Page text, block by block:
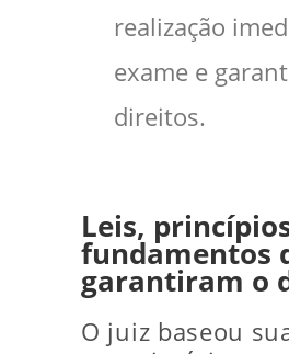
realização
exame e
direitos.
Leis,
fundamentos
garantiram o
O juiz baseou